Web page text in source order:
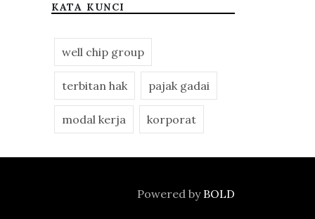
KATA KUNCI
well chip group
terbitan hak pajak gadai
modal kerja korporat
Powered by BOLD